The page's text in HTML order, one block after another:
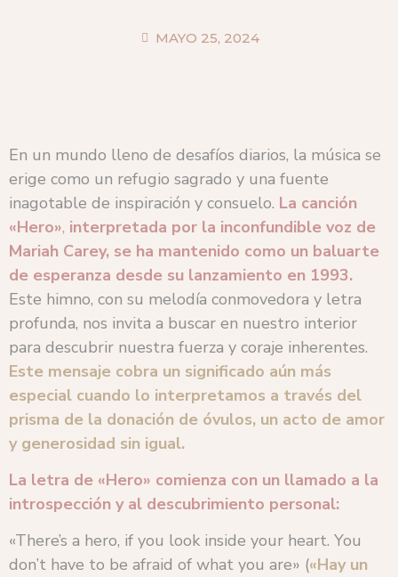
MAYO 25, 2024
En un mundo lleno de desafíos diarios, la música se
erige como un refugio sagrado y una fuente
inagotable de inspiración y consuelo. La canción
«Hero», interpretada por la inconfundible voz de
Mariah Carey, se ha mantenido como un baluarte
de esperanza desde su lanzamiento en 1993.
Este himno, con su melodía conmovedora y letra
profunda, nos invita a buscar en nuestro interior
para descubrir nuestra fuerza y coraje inherentes.
Este mensaje cobra un significado aún más
especial cuando lo interpretamos a través del
prisma de la donación de óvulos, un acto de amor
y generosidad sin igual.
La letra de «Hero» comienza con un llamado a la
introspección y al descubrimiento personal:
«There’s a hero, if you look inside your heart. You
don’t have to be afraid of what you are» («Hay un